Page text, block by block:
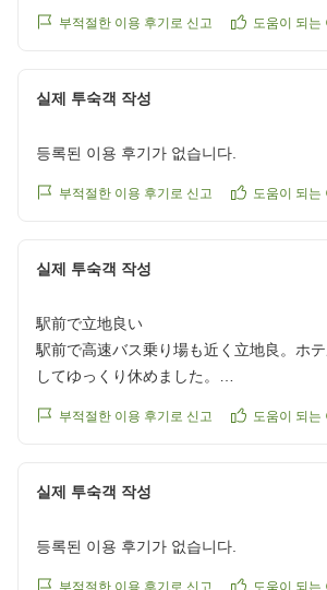
부적절한 이용 후기로 신고 도움이 되는
실제 투숙객 작성
등록된 이용 후기가 없습니다.
부적절한 이용 후기로 신고 도움이 되는
실제 투숙객 작성
駅前で立地良い
駅前で高速バス乗り場も近く立地良。ホ
してゆっくり休めました。
https://review.travel.rakuten.co.jp/hotel/
부적절한 이용 후기로 신고 도움이 되는
실제 투숙객 작성
등록된 이용 후기가 없습니다.
부적절한 이용 후기로 신고 도움이 되는